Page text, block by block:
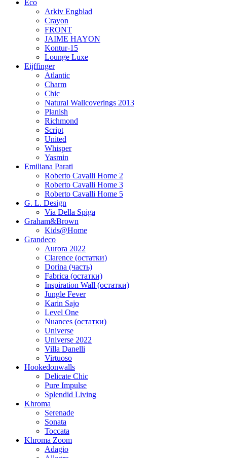
Eco
Arkiv Engblad
Crayon
FRONT
JAIME HAYON
Kontur-15
Lounge Luxe
Eijffinger
Atlantic
Charm
Chic
Natural Wallcoverings 2013
Planish
Richmond
Script
United
Whisper
Yasmin
Emiliana Parati
Roberto Cavalli Home 2
Roberto Cavalli Home 3
Roberto Cavalli Home 5
G. L. Design
Via Della Spiga
Graham&Brown
Kids@Home
Grandeco
Aurora 2022
Clarence (остатки)
Dorina (часть)
Fabrica (остатки)
Inspiration Wall (остатки)
Jungle Fever
Karin Sajo
Level One
Nuances (остатки)
Universe
Universe 2022
Villa Danelli
Virtuoso
Hookedonwalls
Delicate Chic
Pure Impulse
Splendid Living
Khroma
Serenade
Sonata
Toccata
Khroma Zoom
Adagio